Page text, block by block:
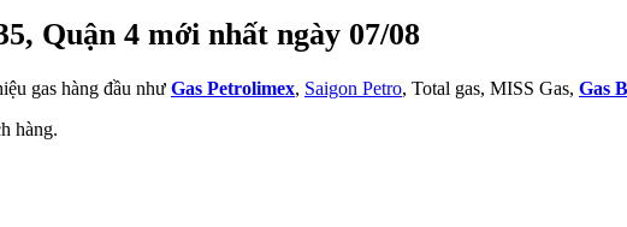
Quận 4 mới nhất ngày 07/08
gas hàng đầu như Gas Petrolimex, Saigon Petro, Total gas, MISS Gas, Gas
hàng.